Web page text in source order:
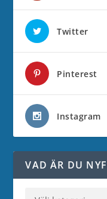
Twitter
Pinterest
Instagram
VAD ÄR DU